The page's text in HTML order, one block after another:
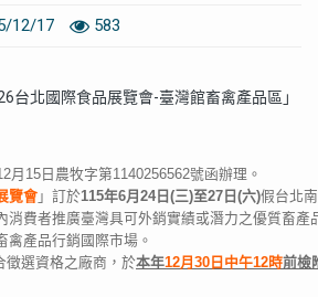
12/17 583
台北國際食品展覽會-臺灣館畜禽產品區」
月15日農牧字第1140256562號函辦理。
覽會」訂於115年6月24日(三)至27日(六)假台北
消費者推廣臺灣具可外銷實績或潛力之優質畜
禽產品行銷國際市場。
徵選資格之廠商，於本年12月30日中午12時前檢